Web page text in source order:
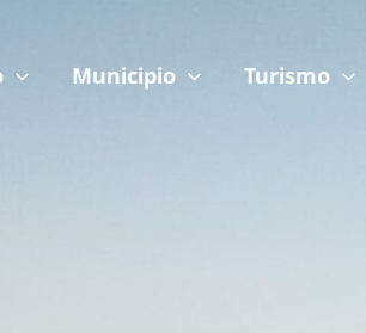
Municipio Turismo